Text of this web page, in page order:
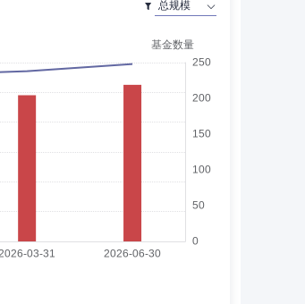
集团合伙人、创始人，上投摩根基金
不同范畴的职务包括另类资产、直
期货结算有限公司的行政总裁及香
非执行董事。
展开